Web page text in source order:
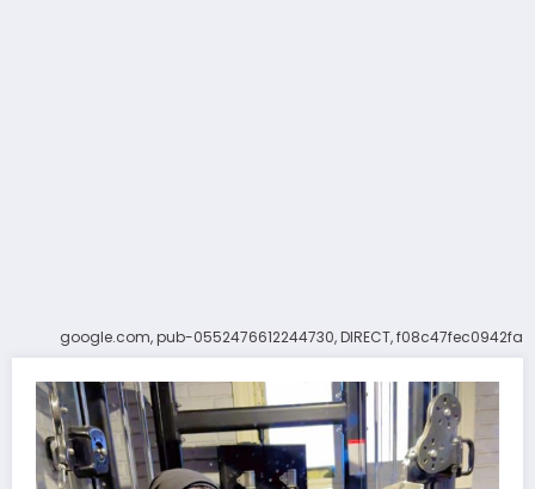
google.com, pub-0552476612244730, DIRECT, f08c47fec0942fa